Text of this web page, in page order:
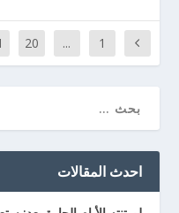
1
...
20
احدث المقالات